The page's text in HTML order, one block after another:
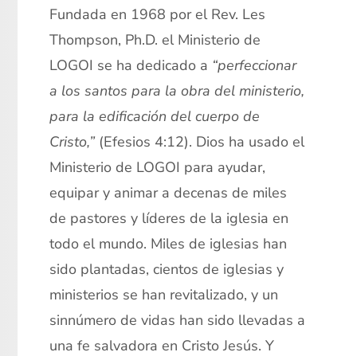
Fundada en 1968 por el Rev. Les
Thompson, Ph.D. el Ministerio de
LOGOI se ha dedicado a “perfeccionar
a los santos para la obra del ministerio,
para la edificación del cuerpo de
Cristo,”(Efesios 4:12). Dios ha usado el
Ministerio de LOGOI para ayudar,
equipar y animar a decenas de miles
de pastores y líderes de la iglesia en
todo el mundo. Miles de iglesias han
sido plantadas, cientos de iglesias y
ministerios se han revitalizado, y un
sinnúmero de vidas han sido llevadas a
una fe salvadora en Cristo Jesús. Y